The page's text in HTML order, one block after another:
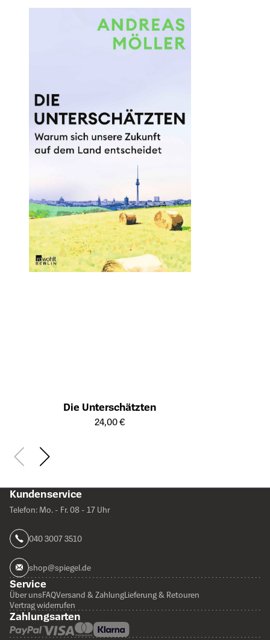
Die Unterschätzten
Öffnet die Detailseite des Produkts
24,00 €
Kundenservice
Telefon: Mo. - Fr. 08 - 17 Uhr
040 3007 3510
shop@spiegel.de
Service
Über unsFAQVersand & ZahlungLieferung & Retouren
Vertrag widerrufen
Zahlungsarten